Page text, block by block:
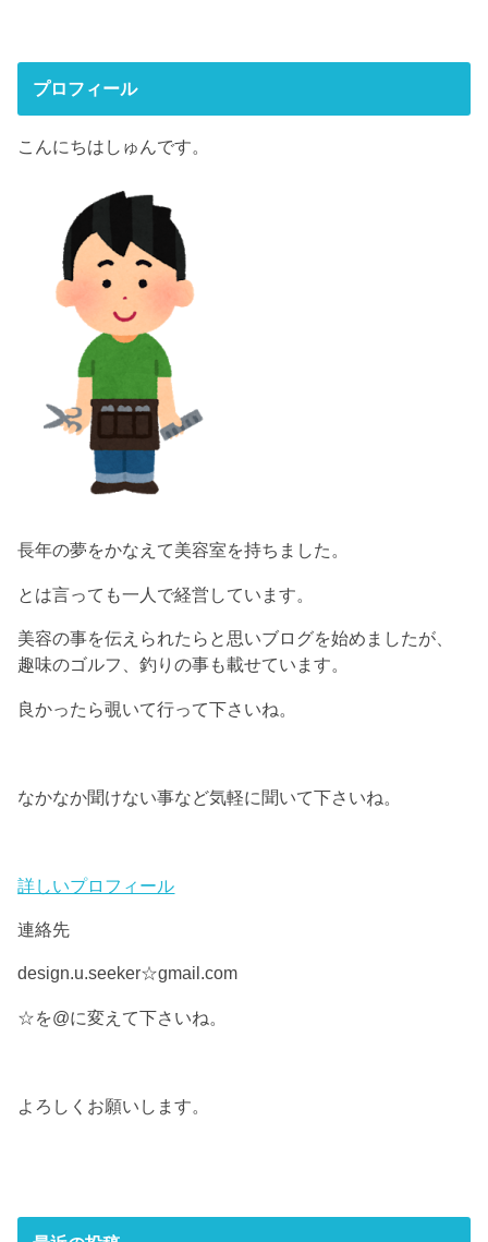
プロフィール
こんにちはしゅんです。
長年の夢をかなえて美容室を持ちました。
とは言っても一人で経営しています。
美容の事を伝えられたらと思いブログを始めましたが、
趣味のゴルフ、釣りの事も載せています。
良かったら覗いて行って下さいね。
なかなか聞けない事など気軽に聞いて下さいね。
詳しいプロフィール
連絡先
design.u.seeker☆gmail.com
☆を@に変えて下さいね。
よろしくお願いします。